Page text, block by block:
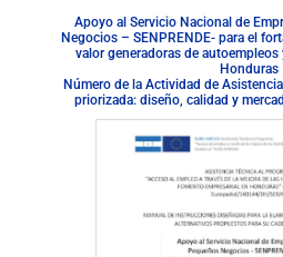
Apoyo al Servicio Nacional de
Negocios – SENPRENDE- para el
valor generadoras de autoempleos
Honduras
Número de la Actividad de
priorizada: diseño, calidad y